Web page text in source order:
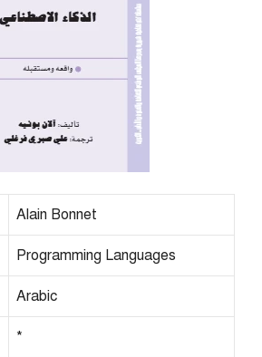
Alain Bonnet
Programming Languages
Arabic
*